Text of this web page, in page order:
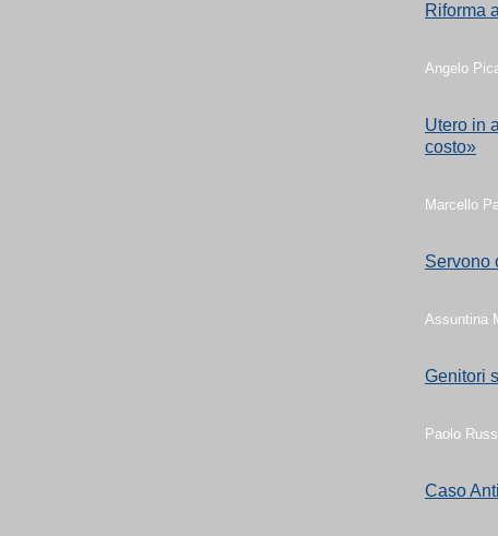
Riforma
Angelo
Utero in
costo»
Marcello
Servono
Assuntina
Genitori
Paolo
Caso